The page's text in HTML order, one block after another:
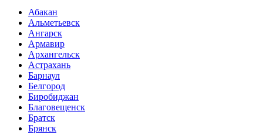
Абакан
Альметьевск
Ангарск
Армавир
Архангельск
Астрахань
Барнаул
Белгород
Биробиджан
Благовещенск
Братск
Брянск